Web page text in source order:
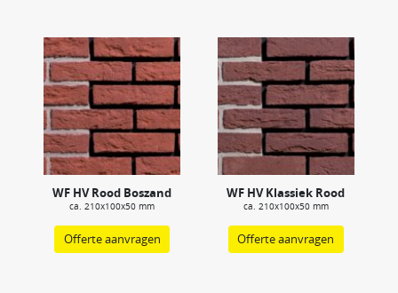
WF HV Rood Boszand
ca. 210x100x50 mm
Offerte aanvragen
WF HV Klassiek Rood
ca. 210x100x50 mm
Offerte aanvragen